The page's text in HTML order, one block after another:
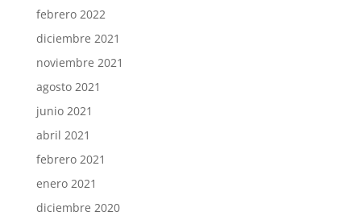
febrero 2022
diciembre 2021
noviembre 2021
agosto 2021
junio 2021
abril 2021
febrero 2021
enero 2021
diciembre 2020